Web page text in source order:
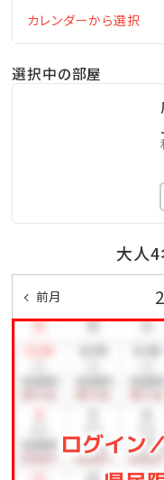
客室に備わる温泉は
貸し切りタイプで小
遊びと癒しに満ちた
選択中の部屋
大人
前月